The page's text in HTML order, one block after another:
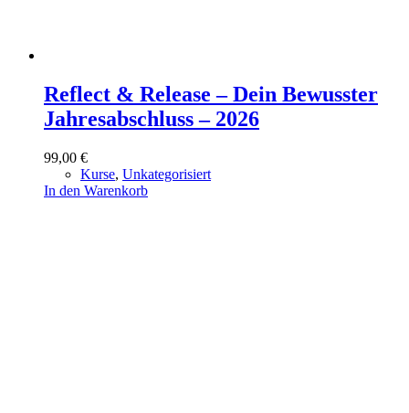
Reflect & Release – Dein Bewusster
Jahresabschluss – 2026
99,00 €
Kurse, Unkategorisiert
In den Warenkorb